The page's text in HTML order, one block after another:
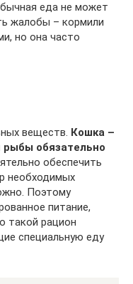
еда не может
жалобы – кормили
но она часто
веществ. Кошка –
рыбы обязательно
обеспечить
необходимых
Поэтому
питание,
такой рацион
специальную еду